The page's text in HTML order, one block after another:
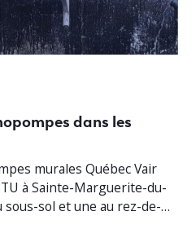
dans les
murales Québec Vair
à Sainte-Marguerite-du-
sous-sol et une au rez-de-